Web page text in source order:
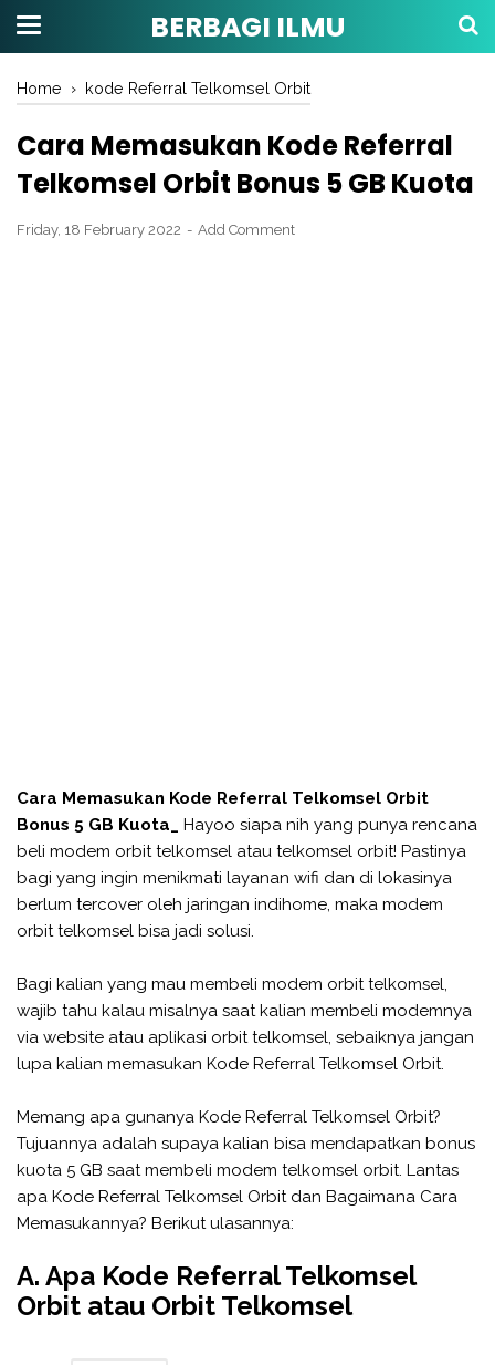
BERBAGI ILMU
Home › kode Referral Telkomsel Orbit
Cara Memasukan Kode Referral
Telkomsel Orbit Bonus 5 GB Kuota
Friday, 18 February 2022 Add Comment
Cara Memasukan Kode Referral Telkomsel Orbit
Bonus 5 GB Kuota_
Hayoo siapa nih yang punya rencana
beli modem orbit telkomsel atau telkomsel orbit! Pastinya
bagi yang ingin menikmati layanan wifi dan di lokasinya
berlum tercover oleh jaringan indihome, maka modem
orbit telkomsel bisa jadi solusi.
Bagi kalian yang mau membeli modem orbit telkomsel,
wajib tahu kalau misalnya saat kalian membeli modemnya
via website atau aplikasi orbit telkomsel, sebaiknya jangan
lupa kalian memasukan Kode Referral Telkomsel Orbit.
Memang apa gunanya Kode Referral Telkomsel Orbit?
Tujuannya adalah supaya kalian bisa mendapatkan bonus
kuota 5 GB saat membeli modem telkomsel orbit. Lantas
apa Kode Referral Telkomsel Orbit dan Bagaimana Cara
Memasukannya? Berikut ulasannya:
A. Apa Kode Referral Telkomsel
Orbit atau Orbit Telkomsel